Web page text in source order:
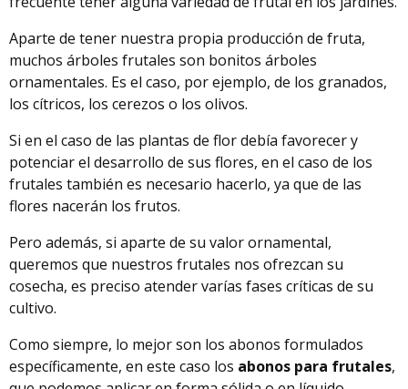
Aparte de tener nuestra propia producción de fruta,
muchos árboles frutales son bonitos árboles
ornamentales. Es el caso, por ejemplo, de los granados,
los cítricos, los cerezos o los olivos.
Si en el caso de las plantas de flor debía favorecer y
potenciar el desarrollo de sus flores, en el caso de los
frutales también es necesario hacerlo, ya que de las
flores nacerán los frutos.
Pero además, si aparte de su valor ornamental,
queremos que nuestros frutales nos ofrezcan su
cosecha, es preciso atender varías fases críticas de su
cultivo.
Como siempre, lo mejor son los abonos formulados
específicamente, en este caso los abonos para frutales,